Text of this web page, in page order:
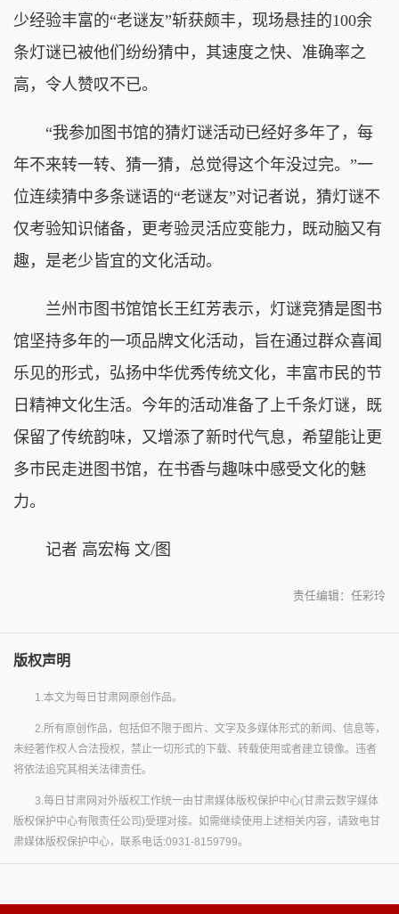
少经验丰富的“老谜友”斩获颇丰，现场悬挂的100余
条灯谜已被他们纷纷猜中，其速度之快、准确率之
高，令人赞叹不已。
“我参加图书馆的猜灯谜活动已经好多年了，每
年不来转一转、猜一猜，总觉得这个年没过完。”一
位连续猜中多条谜语的“老谜友”对记者说，猜灯谜不
仅考验知识储备，更考验灵活应变能力，既动脑又有
趣，是老少皆宜的文化活动。
兰州市图书馆馆长王红芳表示，灯谜竞猜是图书
馆坚持多年的一项品牌文化活动，旨在通过群众喜闻
乐见的形式，弘扬中华优秀传统文化，丰富市民的节
日精神文化生活。今年的活动准备了上千条灯谜，既
保留了传统韵味，又增添了新时代气息，希望能让更
多市民走进图书馆，在书香与趣味中感受文化的魅
力。
记者 高宏梅 文/图
责任编辑：任彩玲
版权声明
1.本文为每日甘肃网原创作品。
2.所有原创作品，包括但不限于图片、文字及多媒体形式的新闻、信息等，
未经著作权人合法授权，禁止一切形式的下载、转载使用或者建立镜像。违者
将依法追究其相关法律责任。
3.每日甘肃网对外版权工作统一由甘肃媒体版权保护中心(甘肃云数字媒体
版权保护中心有限责任公司)受理对接。如需继续使用上述相关内容，请致电甘
肃媒体版权保护中心，联系电话:0931-8159799。